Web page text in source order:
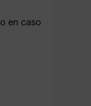
en caso